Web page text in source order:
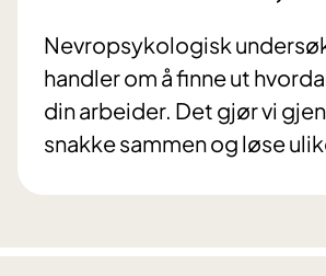
Nevropsykologisk
handler om å finne ut
din arbeider. Det gjør vi
snakke sammen og løse